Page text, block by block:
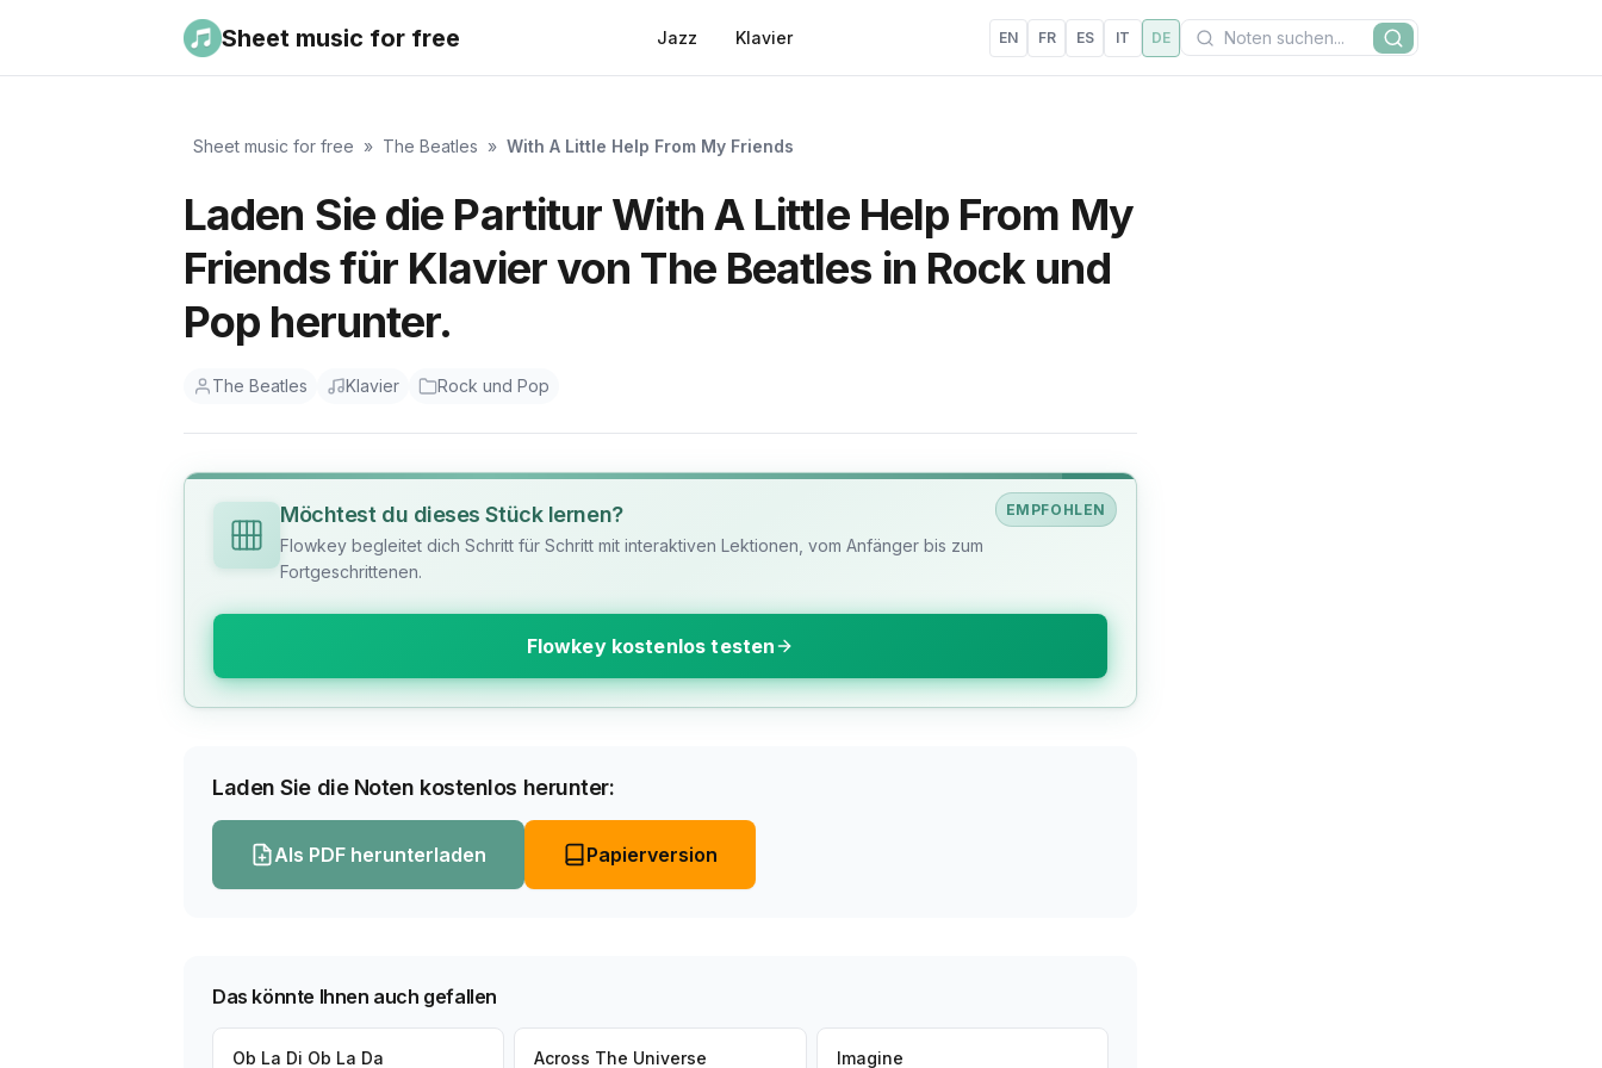
Sheet music for free Jazz Klavier EN FR ES IT DE Suchen
Suche
Sheet music for free » The Beatles » With A Little Help From My Friends
Laden Sie die Partitur With A Little Help From My
Friends für Klavier von The Beatles in Rock und
Pop herunter.
The Beatles Klavier Rock und Pop
EMPFOHLEN
Möchtest du dieses Stück lernen?
Flowkey begleitet dich Schritt für Schritt mit interaktiven Lektionen, vom Anfänger bis zum
Fortgeschrittenen.
Flowkey kostenlos testen
Laden Sie die Noten kostenlos herunter:
Als PDF herunterladen Papierversion
Das könnte Ihnen auch gefallen
Ob La Di Ob La Da Across The Universe Imagine